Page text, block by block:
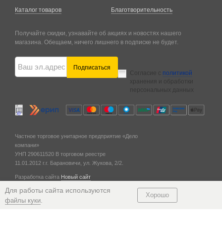
Каталог товаров Благотворительность
Получайте скидки, узнавайте об акциях и новостях нашего
магазина. Обещаем, ничего лишнего в подписке не будет.
Подписаться
Согласие с политикой
хранения и обработки
персональных данных
Частное торговое унитарное предприятие «Дело
компани»
УНП 290611520 В торговом реестре
11.01.2012 г. г. Барановичи, ул. Жукова, 2/2.
Разработка сайта Новый сайт
Для работы сайта используются
файлы куки
Хорошо